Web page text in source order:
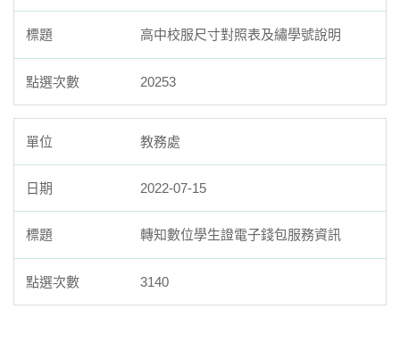
高中校服尺寸對照表及繡學號說明
20253
教務處
2022-07-15
轉知數位學生證電子錢包服務資訊
3140